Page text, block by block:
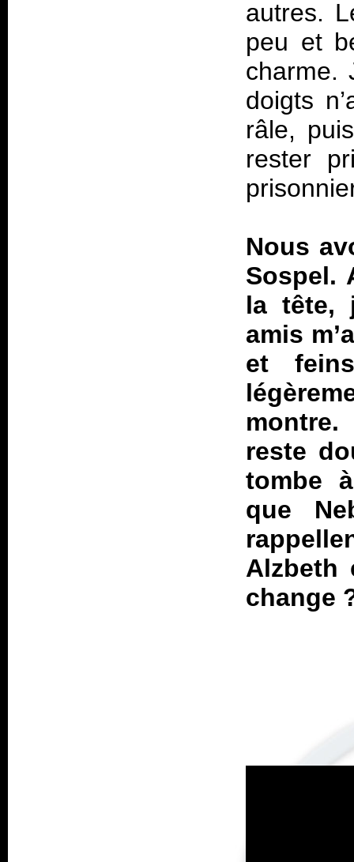
autres.
peu et
charme.
doigts
râle,
rester
Nous
Sospel.
la tête,
amis
et
reste
tombe
que
Alzbeth
change